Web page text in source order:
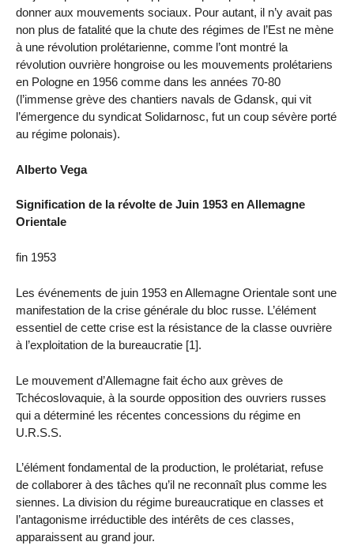
donner aux mouvements sociaux. Pour autant, il n’y avait pas
non plus de fatalité que la chute des régimes de l’Est ne mène
à une révolution prolétarienne, comme l’ont montré la
révolution ouvrière hongroise ou les mouvements prolétariens
en Pologne en 1956 comme dans les années 70-80
(l’immense grève des chantiers navals de Gdansk, qui vit
l’émergence du syndicat Solidarnosc, fut un coup sévère porté
au régime polonais).
Alberto Vega
Signification de la révolte de Juin 1953 en Allemagne
Orientale
fin 1953
Les événements de juin 1953 en Allemagne Orientale sont une
manifestation de la crise générale du bloc russe. L’élément
essentiel de cette crise est la résistance de la classe ouvrière
à l’exploitation de la bureaucratie [1].
Le mouvement d’Allemagne fait écho aux grèves de
Tchécoslovaquie, à la sourde opposition des ouvriers russes
qui a déterminé les récentes concessions du régime en
U.R.S.S.
L’élément fondamental de la production, le prolétariat, refuse
de collaborer à des tâches qu’il ne reconnaît plus comme les
siennes. La division du régime bureaucratique en classes et
l’antagonisme irréductible des intérêts de ces classes,
apparaissent au grand jour.